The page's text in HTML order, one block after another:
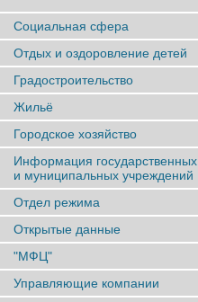
Социальная сфера
Отдых и оздоровление детей
Градостроительство
Жильё
Городское хозяйство
Информация государственных
и муниципальных учреждений
Отдел режима
Открытые данные
"МФЦ"
Управляющие компании